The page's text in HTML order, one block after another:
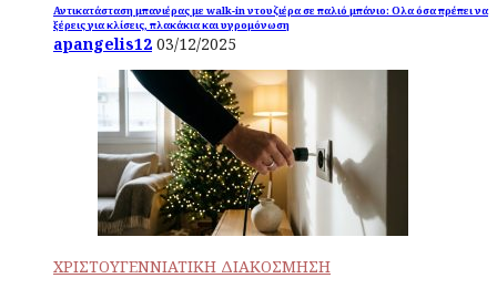
Αντικατάσταση μπανιέρας με walk-in ντουζιέρα σε παλιό μπάνιο: Ολα όσα πρέπει να
ξέρεις για κλίσεις, πλακάκια και υγρομόνωση
apangelis12 03/12/2025
ΧΡΙΣΤΟΥΓΕΝΝΙΑΤΙΚΗ ΔΙΑΚΟΣΜΗΣΗ